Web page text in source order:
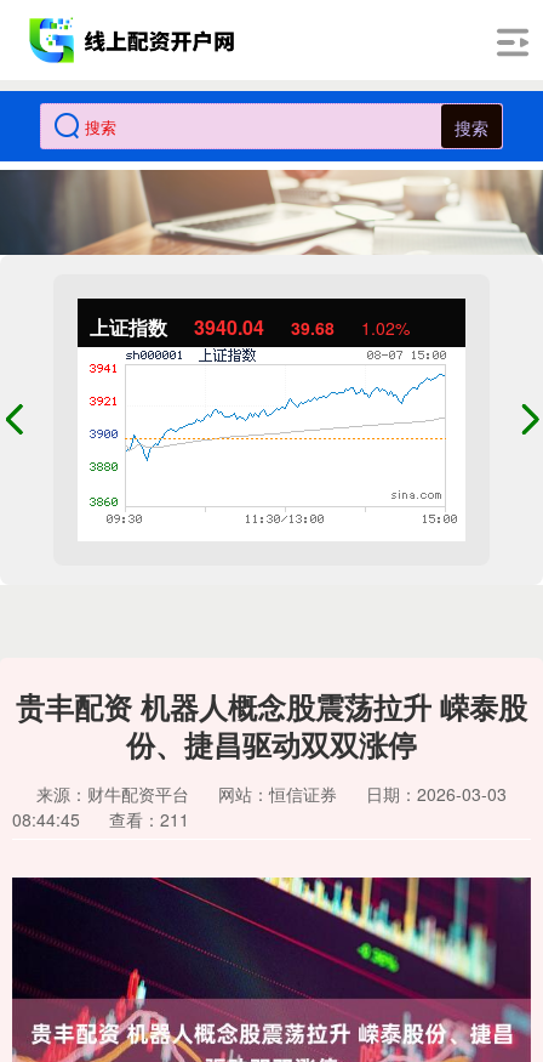
搜索
上证指数 3940.04 39.68 1.02%
贵丰配资 机器人概念股震荡拉升 嵘泰股
份、捷昌驱动双双涨停
来源：财牛配资平台 网站：恒信证券
日期：2026-03-03
08:44:45
查看：211